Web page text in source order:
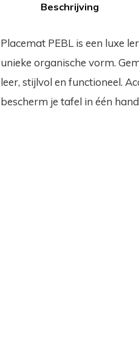
Beschrijving
Placemat PEBL is een luxe
unieke organische vorm.
leer, stijlvol en functioneel.
bescherm je tafel in één